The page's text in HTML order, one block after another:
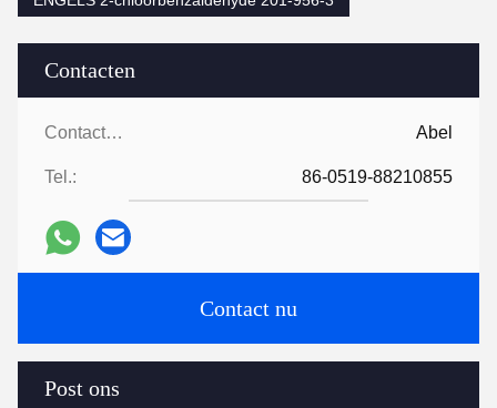
Contacten
Contacten: Abel
Tel.: 86-0519-88210855
Contact nu
Post ons